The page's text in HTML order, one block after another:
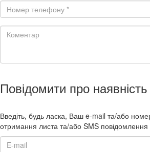
Повідомити про наявність
Введіть, будь ласка, Ваш e-mail та/або
отримання листа та/або SMS повідомлення